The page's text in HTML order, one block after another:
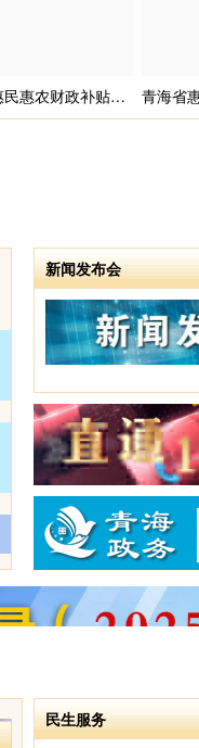
青海省惠民惠农财政补贴政策项目之【国家育儿补贴政策】
新闻发布会
民生服务